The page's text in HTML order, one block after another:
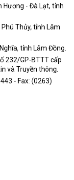
Hương - Đà Lạt, tỉnh
Thủy, tỉnh Lâm
tỉnh Lâm Đồng.
232/GP-BTTT cấp
và Truyền thông.
- Fax: (0263)